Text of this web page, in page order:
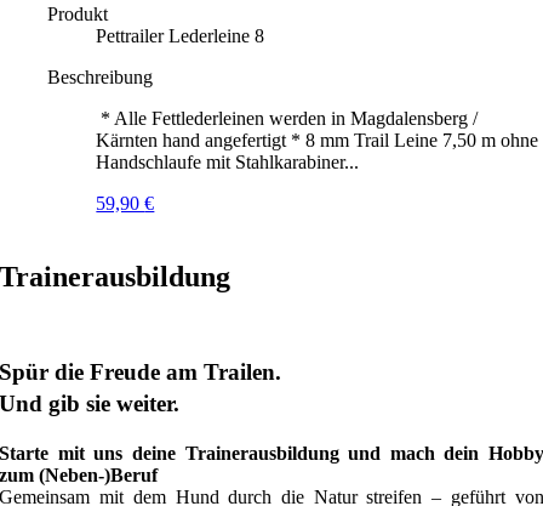
Produkt
Pettrailer Lederleine 8
Beschreibung
* Alle Fettlederleinen werden in Magdalensberg /
Kärnten hand angefertigt * 8 mm Trail Leine 7,50 m ohne
Handschlaufe mit Stahlkarabiner...
59,90€
Trainerausbildung
Spür die Freude am Trailen.
Und gib sie weiter.
Starte mit uns deine Trainerausbildung und mach dein Hobby
zum (Neben-)Beruf
Gemeinsam mit dem Hund durch die Natur streifen – geführt von